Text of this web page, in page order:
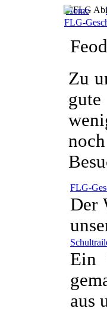
Home
FLG-
Zu
FLG-
Der
Ein
aus